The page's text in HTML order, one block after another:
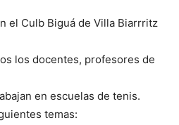
el Culb Biguá de Villa Biarrritz
los docentes, profesores de
en escuelas de tenis.
temas: